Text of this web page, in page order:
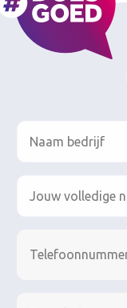
bedrijf *
volledige